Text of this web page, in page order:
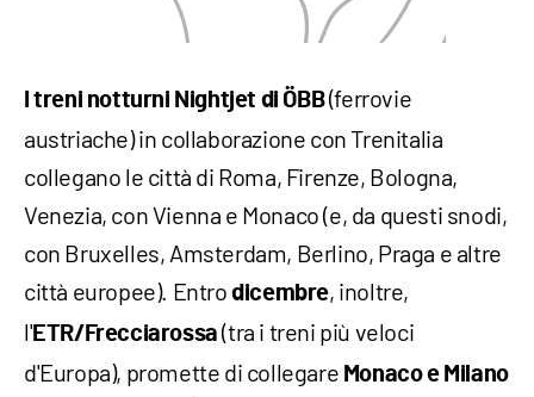
I treni notturni Nightjet di ÖBB(ferrovie
austriache) in collaborazione con Trenitalia
collegano le città di Roma, Firenze, Bologna,
Venezia, con Vienna e Monaco (e, da questi snodi,
con Bruxelles, Amsterdam, Berlino, Praga e altre
città europee). Entrodicembre, inoltre,
l' ETR/Frecciarossa (tra i treni più veloci
d'Europa), promette di collegare Monaco e Milano